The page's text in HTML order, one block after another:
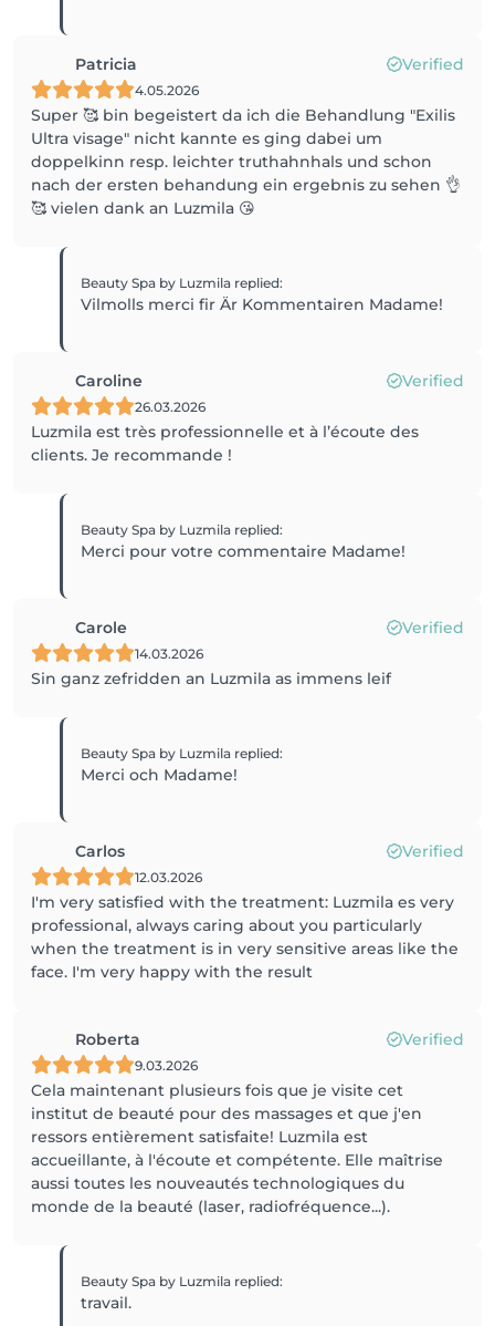
Patricia Verified
4.05.2026
Super 🥰 bin begeistert da ich die Behandlung "Exilis
Ultra visage" nicht kannte es ging dabei um
doppelkinn resp. leichter truthahnhals und schon
nach der ersten behandung ein ergebnis zu sehen 👌
🥰 vielen dank an Luzmila 😘
Beauty Spa by Luzmila replied:
Vilmolls merci fir Är Kommentairen Madame!
Caroline Verified
26.03.2026
Luzmila est très professionnelle et à l’écoute des
clients. Je recommande !
Beauty Spa by Luzmila replied:
Merci pour votre commentaire Madame!
Carole Verified
14.03.2026
Sin ganz zefridden an Luzmila as immens leif
Beauty Spa by Luzmila replied:
Merci och Madame!
Carlos Verified
12.03.2026
I'm very satisfied with the treatment: Luzmila es very
professional, always caring about you particularly
when the treatment is in very sensitive areas like the
face. I'm very happy with the result
Roberta Verified
9.03.2026
Cela maintenant plusieurs fois que je visite cet
institut de beauté pour des massages et que j'en
ressors entièrement satisfaite! Luzmila est
accueillante, à l'écoute et compétente. Elle maîtrise
aussi toutes les nouveautés technologiques du
monde de la beauté (laser, radiofréquence...).
Beauty Spa by Luzmila replied:
travail.